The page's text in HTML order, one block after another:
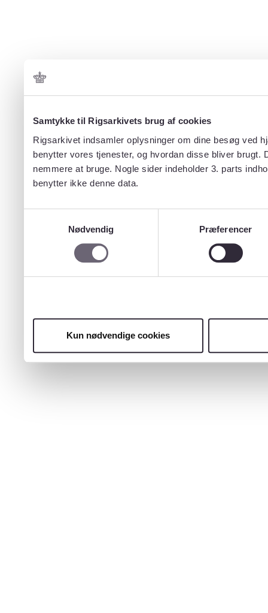
Samtykke til Rigsarkivets brug af cookies
Rigsarkivet indsamler oplysninger om dine besøg ved
benytter vores tjenester, og hvordan disse bliver
nemmere at bruge. Nogle sider indeholder 3. parts
benytter ikke denne data.
Nødvendig
Præferencer
Kun nødvendige cookies